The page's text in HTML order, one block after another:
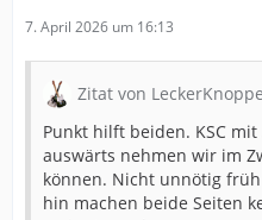
7. April 2026 um 16:13
Zitat von
Punkt hilft beiden. KSC
auswärts nehmen wir im
können. Nicht unnötig
hin machen beide Seiten